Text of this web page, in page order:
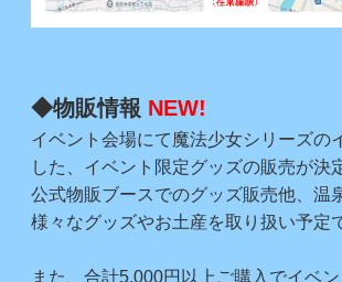
◆物販情報 NEW!
イベント会場にて魔法少女シリーズの
した、イベント限定グッズの販売が決
公式物販ブースでのグッズ販売他、温
様々なグッズやお土産を取り扱い予定
また、合計5,000円以上ご購入でイベ